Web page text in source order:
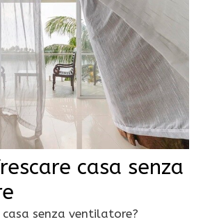
casa senza
casa senza ventilatore?